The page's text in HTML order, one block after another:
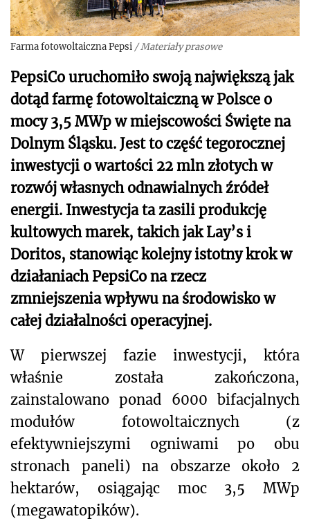
Farma fotowoltaiczna Pepsi /Materiały prasowe
PepsiCo uruchomiło swoją największą jak
dotąd farmę fotowoltaiczną w Polsce o
mocy 3,5 MWp w miejscowości Święte na
Dolnym Śląsku. Jest to część tegorocznej
inwestycji o wartości 22 mln złotych w
rozwój własnych odnawialnych źródeł
energii. Inwestycja ta zasili produkcję
kultowych marek, takich jak Lay’s i
Doritos, stanowiąc kolejny istotny krok w
działaniach PepsiCo na rzecz
zmniejszenia wpływu na środowisko w
całej działalności operacyjnej.
W pierwszej fazie inwestycji, która
właśnie została zakończona,
zainstalowano ponad 6000 bifacjalnych
modułów fotowoltaicznych (z
efektywniejszymi ogniwami po obu
stronach paneli) na obszarze około 2
hektarów, osiągając moc 3,5 MWp
(megawatopików).